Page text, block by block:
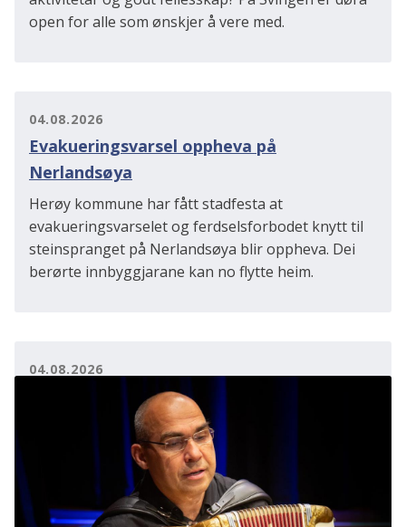
open for alle som ønskjer å vere med.
04.08.2026
Evakueringsvarsel oppheva på
Nerlandsøya
Herøy kommune har fått stadfesta at
evakueringsvarselet og ferdselsforbodet knytt til
steinspranget på Nerlandsøya blir oppheva. Dei
berørte innbyggjarane kan no flytte heim.
04.08.2026